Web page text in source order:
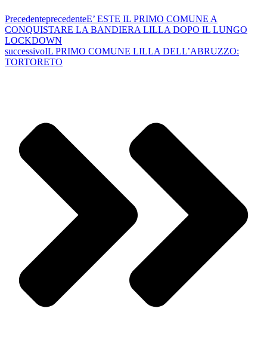
PrecedenteprecedenteE’ ESTE IL PRIMO COMUNE A
CONQUISTARE LA BANDIERA LILLA DOPO IL LUNGO
LOCKDOWN
successivoIL PRIMO COMUNE LILLA DELL’ABRUZZO:
TORTORETO